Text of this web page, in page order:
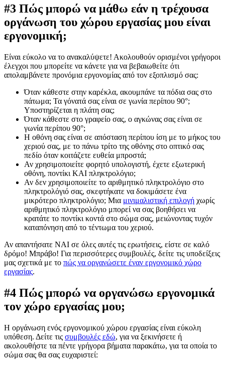
#3 Πώς μπορώ να μάθω εάν η τρέχουσα
οργάνωση του χώρου εργασίας μου είναι
εργονομική;
Είναι εύκολο να το ανακαλύψετε! Ακολουθούν ορισμένοι γρήγοροι
έλεγχοι που μπορείτε να κάνετε για να βεβαιωθείτε ότι
απολαμβάνετε προνόμια εργονομίας από τον εξοπλισμό σας:
Όταν κάθεστε στην καρέκλα, ακουμπάνε τα πόδια σας στο
πάτωμα; Τα γόνατά σας είναι σε γωνία περίπου 90°;
Υποστηρίζεται η πλάτη σας;
Όταν κάθεστε στο γραφείο σας, ο αγκώνας σας είναι σε
γωνία περίπου 90°;
Η οθόνη σας είναι σε απόσταση περίπου ίση με το μήκος του
χεριού σας, με το πάνω τρίτο της οθόνης στο οπτικό σας
πεδίο όταν κοιτάζετε ευθεία μπροστά;
Αν χρησιμοποιείτε φορητό υπολογιστή, έχετε εξωτερική
οθόνη, ποντίκι ΚΑΙ πληκτρολόγιο;
Αν δεν χρησιμοποιείτε το αριθμητικό πληκτρολόγιο στο
πληκτρολόγιό σας, σκεφτήκατε να δοκιμάσετε ένα
μικρότερο πληκτρολόγιο; Μια μινιμαλιστική επιλογή χωρίς
αριθμητικό πληκτρολόγιο μπορεί να σας βοηθήσει να
κρατάτε το ποντίκι κοντά στο σώμα σας, μειώνοντας τυχόν
καταπόνηση από το τέντωμα του χεριού.
Αν απαντήσατε ΝΑΙ σε όλες αυτές τις ερωτήσεις, είστε σε καλό
δρόμο! Μπράβο! Για περισσότερες συμβουλές, δείτε τις υποδείξεις
μας σχετικά με το πώς να οργανώσετε έναν εργονομικό χώρο
εργασίας.
#4 Πώς μπορώ να οργανώσω εργονομικά
τον χώρο εργασίας μου;
Η οργάνωση ενός εργονομικού χώρου εργασίας είναι εύκολη
υπόθεση. Δείτε τις συμβουλές εδώ, για να ξεκινήσετε ή
ακολουθήστε τα πέντε γρήγορα βήματα παρακάτω, για τα οποία το
σώμα σας θα σας ευχαριστεί: